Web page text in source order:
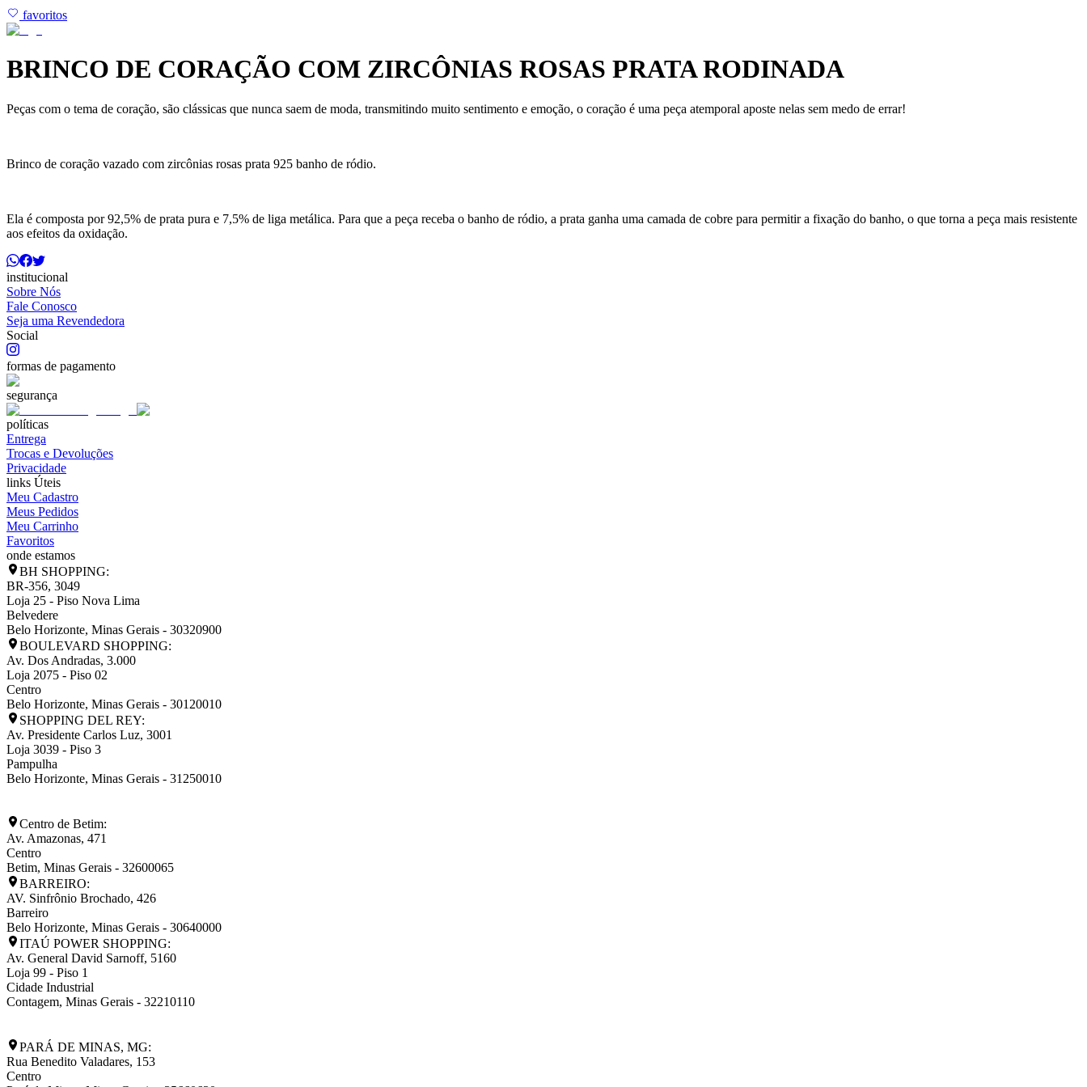
favoritos
BRINCO DE CORAÇÃO COM ZIRCÔNIAS ROSAS PRATA RODINADA
Peças com o tema de coração, são clássicas que nunca saem de moda, transmitindo muito sentimento e emoção, o coração é uma peça atemporal aposte nelas sem medo de errar!
Brinco de coração vazado com zircônias rosas prata 925 banho de ródio.
Ela é composta por 92,5% de prata pura e 7,5% de liga metálica. Para que a peça receba o banho de ródio, a prata ganha uma camada de cobre para permitir a fixação do banho, o que torna a peça mais resistente
aos efeitos da oxidação.
institucional
Sobre Nós
Fale Conosco
Seja uma Revendedora
Social
formas de pagamento
segurança
políticas
Entrega
Trocas e Devoluções
Privacidade
links Úteis
Meu Cadastro
Meus Pedidos
Meu Carrinho
Favoritos
onde estamos
BH SHOPPING:
BR-356, 3049
Loja 25 - Piso Nova Lima
Belvedere
Belo Horizonte, Minas Gerais - 30320900
BOULEVARD SHOPPING:
Av. Dos Andradas, 3.000
Loja 2075 - Piso 02
Centro
Belo Horizonte, Minas Gerais - 30120010
SHOPPING DEL REY:
Av. Presidente Carlos Luz, 3001
Loja 3039 - Piso 3
Pampulha
Belo Horizonte, Minas Gerais - 31250010
Centro de Betim:
Av. Amazonas, 471
Centro
Betim, Minas Gerais - 32600065
BARREIRO:
AV. Sinfrônio Brochado, 426
Barreiro
Belo Horizonte, Minas Gerais - 30640000
ITAÚ POWER SHOPPING:
Av. General David Sarnoff, 5160
Loja 99 - Piso 1
Cidade Industrial
Contagem, Minas Gerais - 32210110
PARÁ DE MINAS, MG:
Rua Benedito Valadares, 153
Centro